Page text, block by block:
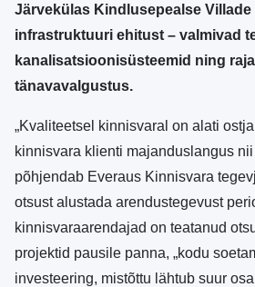
Järvekülas Kindlusepealse Villade
infrastruktuuri ehitust – valmivad
kanalisatsioonisüsteemid ning
tänavavalgustus.
„Kvaliteetsel kinnisvaral on alati
kinnisvara klienti majanduslangus
põhjendab Everaus Kinnisvara
otsust alustada arendustegevust
kinnisvaraarendajad on teatanud
projektid pausile panna, „kodu
investeering, mistõttu lähtub suur